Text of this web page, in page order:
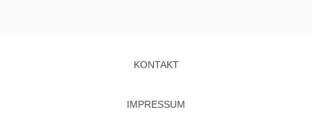
KONTAKT
IMPRESSUM